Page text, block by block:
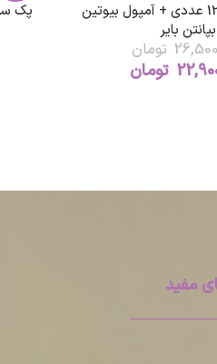
پک پریورین 120 عددی + آمپول بیوتین
بپانتن بایر
تومان
تومان
پک
مفید